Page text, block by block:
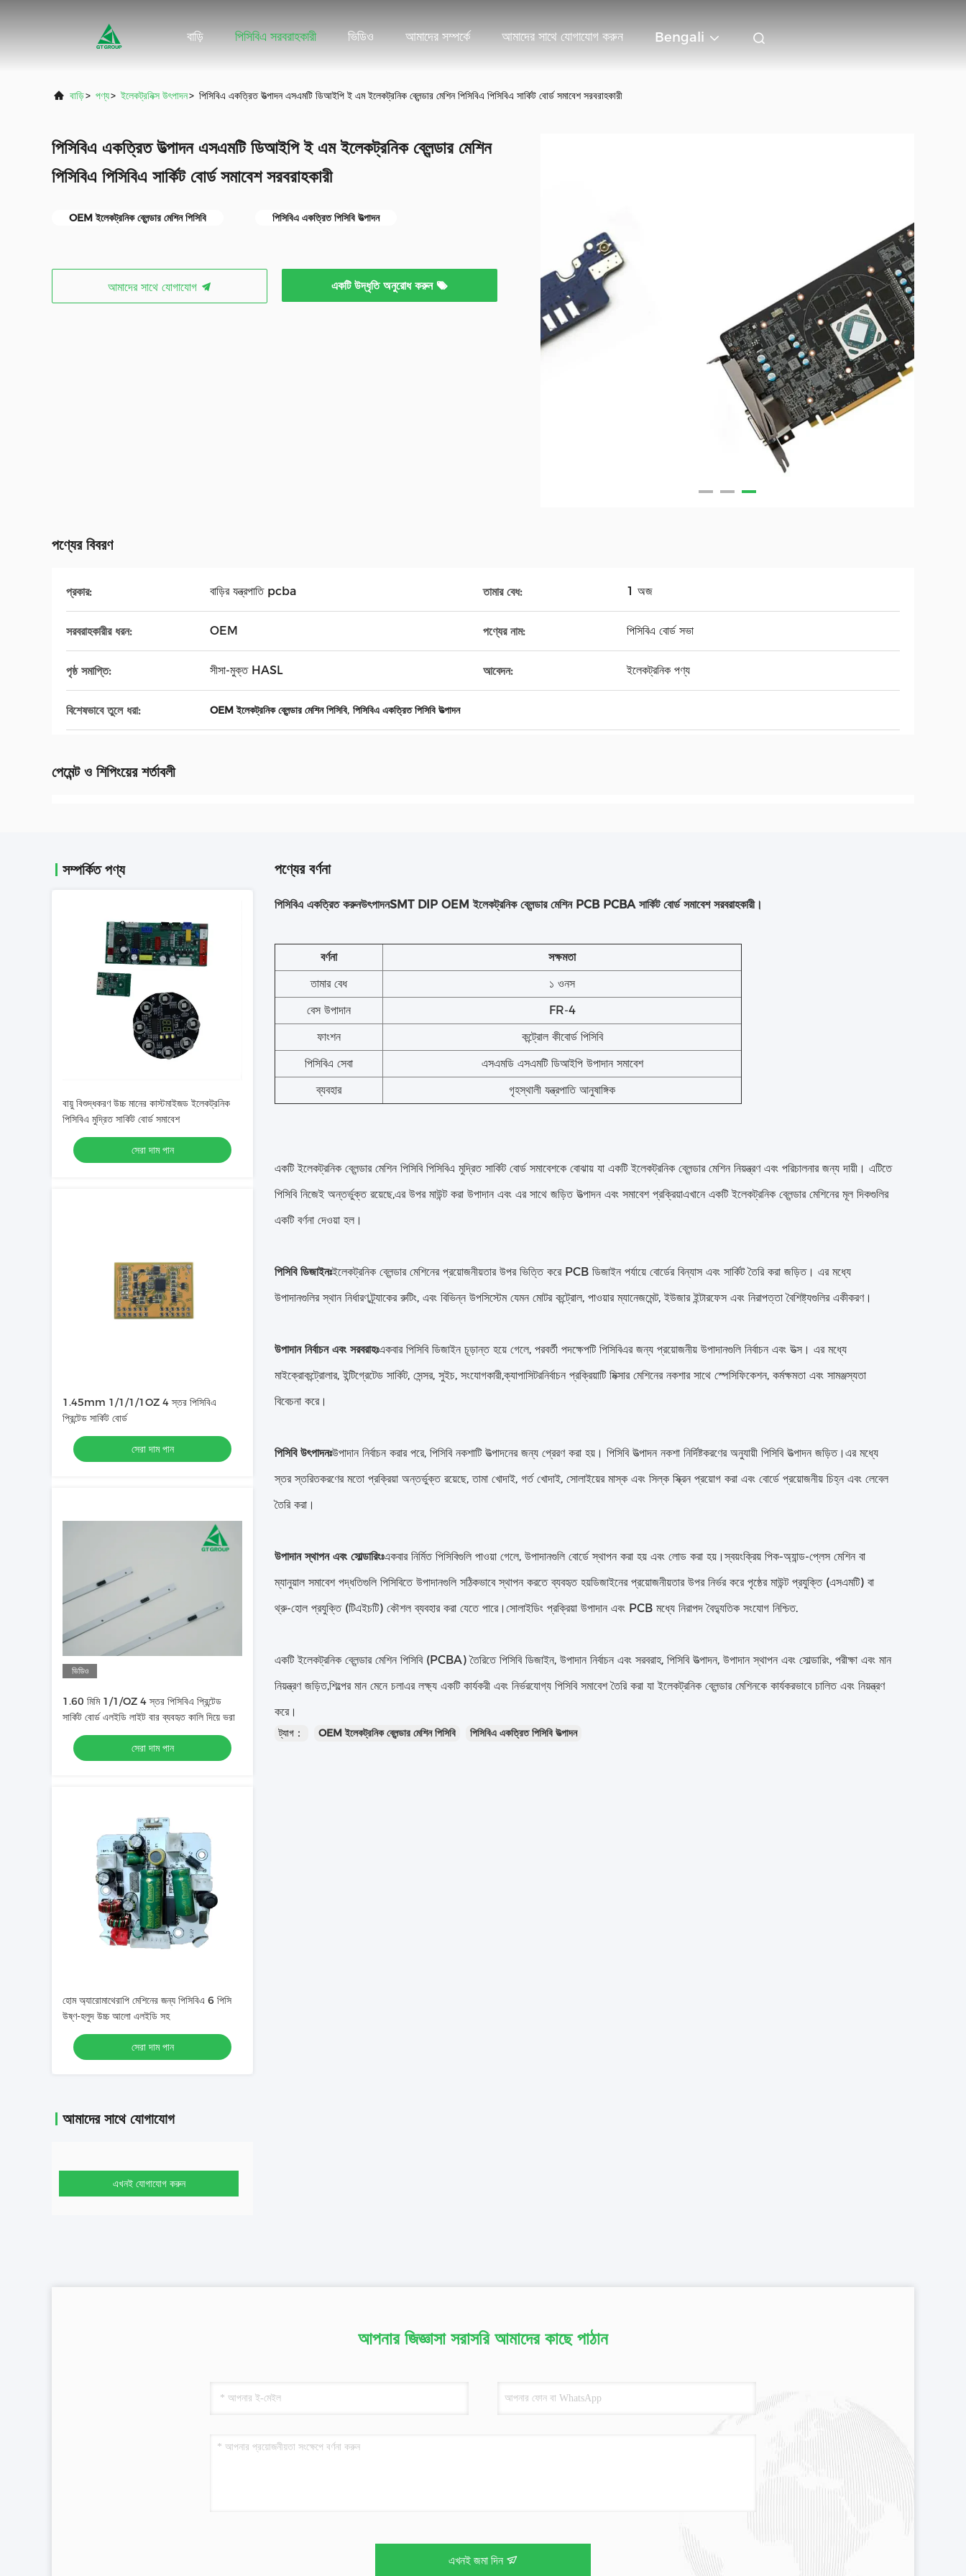
বাড়ি পিসিবিএ সরবরাহকারী ভিডিও আমাদের সম্পর্কে আমাদের সাথে যোগাযোগ করুন Bengali
বাড়ি> পণ্য> ইলেকট্রনিক্স উৎপাদন> পিসিবিএ একত্রিত উত্পাদন এসএমটি ডিআইপি ই এম ইলেকট্রনিক ব্লেন্ডার মেশিন পিসিবিএ পিসিবিএ সার্কিট বোর্ড সমাবেশ সরবরাহকারী
পিসিবিএ একত্রিত উত্পাদন এসএমটি ডিআইপি ই এম ইলেকট্রনিক ব্লেন্ডার মেশিন
পিসিবিএ পিসিবিএ সার্কিট বোর্ড সমাবেশ সরবরাহকারী
OEM ইলেকট্রনিক ব্লেন্ডার মেশিন পিসিবি পিসিবিএ একত্রিত পিসিবি উত্পাদন
আমাদের সাথে যোগাযোগ একটি উদ্ধৃতি অনুরোধ করুন
পণ্যের বিবরণ
প্রকার: বাড়ির যন্ত্রপাতি pcba তামার বেধ: 1 অজ
সরবরাহকারীর ধরন: OEM পণ্যের নাম: পিসিবিএ বোর্ড সভা
পৃষ্ঠ সমাপ্তি: সীসা-মুক্ত HASL আবেদন: ইলেকট্রনিক পণ্য
বিশেষভাবে তুলে ধরা: OEM ইলেকট্রনিক ব্লেন্ডার মেশিন পিসিবি, পিসিবিএ একত্রিত পিসিবি উত্পাদন
পেমেন্ট ও শিপিংয়ের শর্তাবলী
সম্পর্কিত পণ্য
বায়ু বিশুদ্ধকরণ উচ্চ মানের কাস্টমাইজড ইলেকট্রনিক
পিসিবিএ মুদ্রিত সার্কিট বোর্ড সমাবেশ
সেরা দাম পান
1.45mm 1/1/1/1OZ 4 স্তর পিসিবিএ
প্রিন্টেড সার্কিট বোর্ড
সেরা দাম পান
ভিডিও
1.60 মিমি 1/1/OZ 4 স্তর পিসিবিএ প্রিন্টেড
সার্কিট বোর্ড এলইডি লাইট বার ব্যবহৃত কালি দিয়ে ভরা
সেরা দাম পান
হোম অ্যারোমাথেরাপি মেশিনের জন্য পিসিবিএ 6 পিসি
উষ্ণ-হলুদ উচ্চ আলো এলইডি সহ
সেরা দাম পান
আমাদের সাথে যোগাযোগ
এখনই যোগাযোগ করুন
পণ্যের বর্ণনা
পিসিবিএ একত্রিত করুনউৎপাদনSMT DIP OEM ইলেকট্রনিক ব্লেন্ডার মেশিন PCB PCBA সার্কিট বোর্ড সমাবেশ সরবরাহকারী।
বর্ণনা
সক্ষমতা
তামার বেধ
১ ওনস
বেস উপাদান
FR-4
ফাংশন
কন্ট্রোল কীবোর্ড পিসিবি
পিসিবিএ সেবা
এসএমডি এসএমটি ডিআইপি উপাদান সমাবেশ
ব্যবহার
গৃহস্থালী যন্ত্রপাতি আনুষাঙ্গিক
একটি ইলেকট্রনিক ব্লেন্ডার মেশিন পিসিবি পিসিবিএ মুদ্রিত সার্কিট বোর্ড সমাবেশকে বোঝায় যা একটি ইলেকট্রনিক ব্লেন্ডার মেশিন নিয়ন্ত্রণ এবং পরিচালনার জন্য দায়ী। এটিতে
পিসিবি নিজেই অন্তর্ভুক্ত রয়েছে,এর উপর মাউন্ট করা উপাদান এবং এর সাথে জড়িত উত্পাদন এবং সমাবেশ প্রক্রিয়াএখানে একটি ইলেকট্রনিক ব্লেন্ডার মেশিনের মূল দিকগুলির
একটি বর্ণনা দেওয়া হল।
পিসিবি ডিজাইনঃইলেকট্রনিক ব্লেন্ডার মেশিনের প্রয়োজনীয়তার উপর ভিত্তি করে PCB ডিজাইন পর্যায়ে বোর্ডের বিন্যাস এবং সার্কিট তৈরি করা জড়িত। এর মধ্যে
উপাদানগুলির স্থান নির্ধারণ,ট্র্যাকের রুটিং, এবং বিভিন্ন উপসিস্টেম যেমন মোটর কন্ট্রোল, পাওয়ার ম্যানেজমেন্ট, ইউজার ইন্টারফেস এবং নিরাপত্তা বৈশিষ্ট্যগুলির একীকরণ।
উপাদান নির্বাচন এবং সরবরাহঃএকবার পিসিবি ডিজাইন চূড়ান্ত হয়ে গেলে, পরবর্তী পদক্ষেপটি পিসিবিএর জন্য প্রয়োজনীয় উপাদানগুলি নির্বাচন এবং উত্স। এর মধ্যে
মাইক্রোকন্ট্রোলার, ইন্টিগ্রেটেড সার্কিট, সেন্সর, সুইচ, সংযোগকারী,ক্যাপাসিটরনির্বাচন প্রক্রিয়াটি মিক্সার মেশিনের নকশার সাথে স্পেসিফিকেশন, কর্মক্ষমতা এবং সামঞ্জস্যতা
বিবেচনা করে।
পিসিবি উৎপাদনঃউপাদান নির্বাচন করার পরে, পিসিবি নকশাটি উত্পাদনের জন্য প্রেরণ করা হয়। পিসিবি উত্পাদন নকশা নির্দিষ্টকরণের অনুযায়ী পিসিবি উত্পাদন জড়িত।এর মধ্যে
স্তর স্তরিতকরণের মতো প্রক্রিয়া অন্তর্ভুক্ত রয়েছে, তামা খোদাই, গর্ত খোদাই, সোলাইয়ের মাস্ক এবং সিল্ক স্ক্রিন প্রয়োগ করা এবং বোর্ডে প্রয়োজনীয় চিহ্ন এবং লেবেল
তৈরি করা।
উপাদান স্থাপন এবং সোল্ডারিংঃএকবার নির্মিত পিসিবিগুলি পাওয়া গেলে, উপাদানগুলি বোর্ডে স্থাপন করা হয় এবং লোড করা হয়।স্বয়ংক্রিয় পিক-অ্যান্ড-প্লেস মেশিন বা
ম্যানুয়াল সমাবেশ পদ্ধতিগুলি পিসিবিতে উপাদানগুলি সঠিকভাবে স্থাপন করতে ব্যবহৃত হয়ডিজাইনের প্রয়োজনীয়তার উপর নির্ভর করে পৃষ্ঠের মাউন্ট প্রযুক্তি (এসএমটি) বা
থ্রু-হোল প্রযুক্তি (টিএইচটি) কৌশল ব্যবহার করা যেতে পারে।সোলাইডিং প্রক্রিয়া উপাদান এবং PCB মধ্যে নিরাপদ বৈদ্যুতিক সংযোগ নিশ্চিত.
একটি ইলেকট্রনিক ব্লেন্ডার মেশিন পিসিবি (PCBA) তৈরিতে পিসিবি ডিজাইন, উপাদান নির্বাচন এবং সরবরাহ, পিসিবি উত্পাদন, উপাদান স্থাপন এবং সোল্ডারিং, পরীক্ষা এবং মান
নিয়ন্ত্রণ জড়িত,শিল্পের মান মেনে চলাএর লক্ষ্য একটি কার্যকরী এবং নির্ভরযোগ্য পিসিবি সমাবেশ তৈরি করা যা ইলেকট্রনিক ব্লেন্ডার মেশিনকে কার্যকরভাবে চালিত এবং নিয়ন্ত্রণ
করে।
ট্যাগ： OEM ইলেকট্রনিক ব্লেন্ডার মেশিন পিসিবি পিসিবিএ একত্রিত পিসিবি উত্পাদন
আপনার জিজ্ঞাসা সরাসরি আমাদের কাছে পাঠান
এখনই জমা দিন